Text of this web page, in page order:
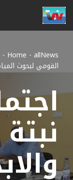
تخطى
المحتوى
Home - allNews
-
القومي لبحوث